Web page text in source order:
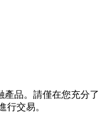
產品。請僅在您充分了
行交易。